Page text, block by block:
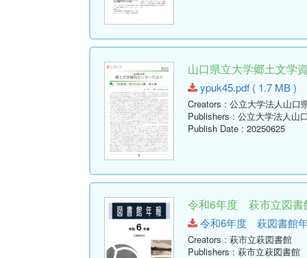
山口県立大学郷土文学
ypuk45.pdf ( 1.7 MB )
Creators : 公立大学法人山口
Publishers : 公立大学法人山
Publish Date : 20250625
令和6年度 萩市立図書
令和6年度 萩図書館
Creators : 萩市立萩図書館
Publishers : 萩市立萩図書館